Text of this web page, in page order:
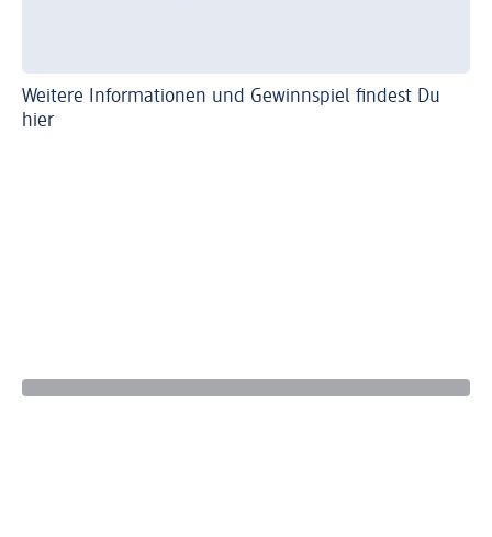
Weitere Informationen und Gewinnspiel findest Du
hier